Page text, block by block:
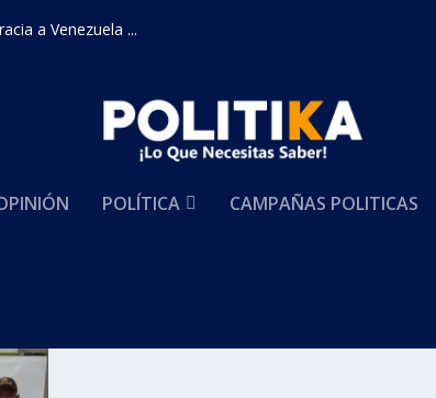
a Venezuela ...
POLÍTICA CAMPAÑAS POLITICAS